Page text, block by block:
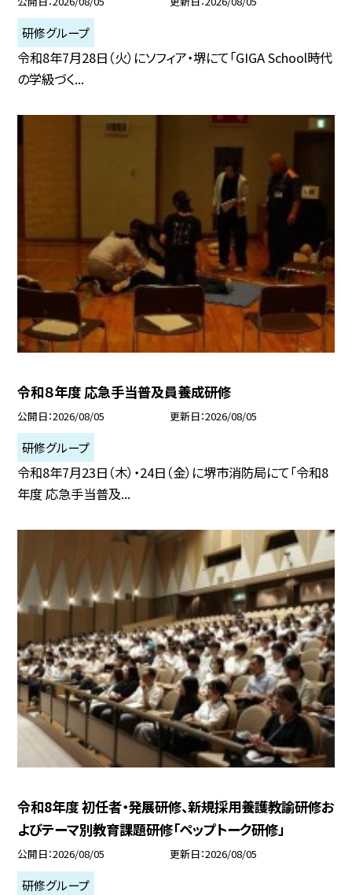
研修グループ
令和8年7月28日（火）にソフィア・堺にて「GIGA School時代
の学級づく...
令和８年度 応急手当普及員養成研修
公開日 2026/08/05 更新日 2026/08/05
研修グループ
令和8年7月23日（木）・24日（金）に堺市消防局にて「令和8
年度 応急手当普及...
令和8年度 初任者・発展研修、新規採用養護教諭研修お
よびテーマ別教育課題研修「ペップトーク研修」
公開日 2026/08/05 更新日 2026/08/05
研修グループ